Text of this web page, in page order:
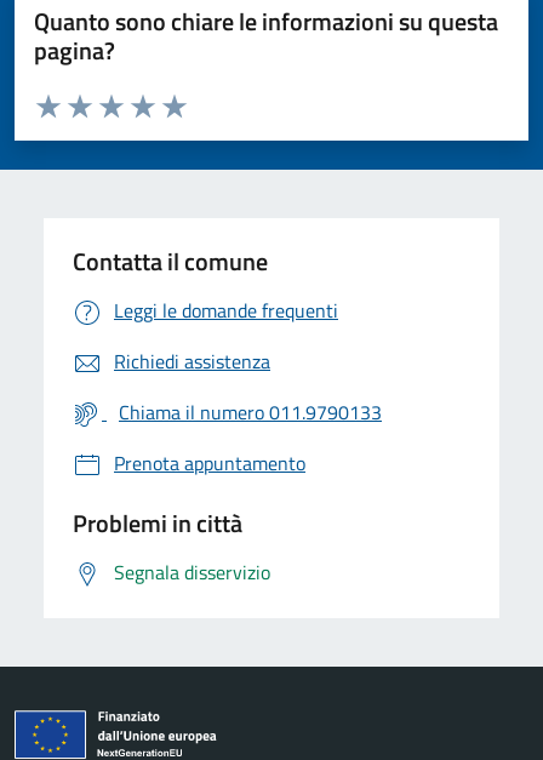
Quanto sono chiare le informazioni su questa
pagina?
Valuta da 1 a 5 stelle la pagina
Valuta 5 stelle su 5
Valuta 4 stelle su 5
Valuta 3 stelle su 5
Valuta 2 stelle su 5
Valuta 1 stelle su 5
Contatta il comune
Leggi le domande frequenti
Richiedi assistenza
Chiama il numero 011.9790133
Prenota appuntamento
Problemi in città
Segnala disservizio